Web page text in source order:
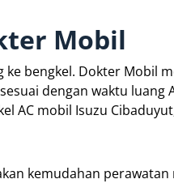
Mobil
bengkel. Dokter Mobil
dengan waktu luang
AC mobil Isuzu
kemudahan